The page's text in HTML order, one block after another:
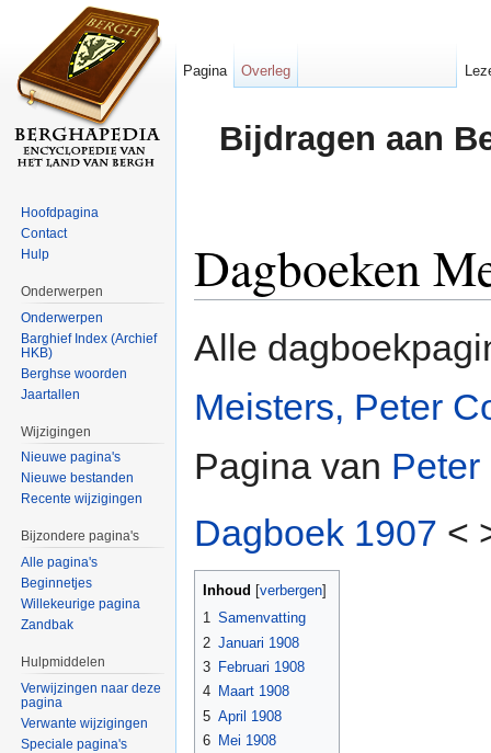
Bijdragen aan
Dagboeken
Alle
Meisters, Peter
Pagina van
Dagboek 1907 <
Inhoud verbergen
1 Samenvatting
2 Januari 1908
3 Februari 1908
4 Maart 1908
5 April 1908
6 Mei 1908
Pagina Overleg
Hoofdpagina
Contact
Hulp
Onderwerpen
Onderwerpen
Barghief Index (Archief
HKB)
Berghse woorden
Jaartallen
Wijzigingen
Nieuwe pagina's
Nieuwe bestanden
Recente wijzigingen
Bijzondere pagina's
Alle pagina's
Beginnetjes
Willekeurige pagina
Zandbak
Hulpmiddelen
Verwijzingen naar deze
pagina
Verwante wijzigingen
Speciale pagina's